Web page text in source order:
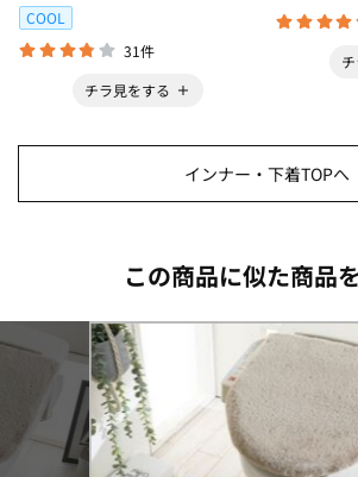
COOL
31件
チラ見をする
インナー・下着TOPへ
この商品に似た商品